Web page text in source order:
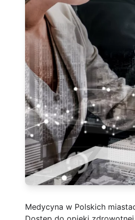
Medycyna w Polskich